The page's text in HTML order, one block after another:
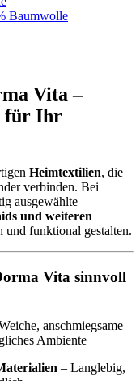
Baumwolle
Vita –
für Ihr
Heimtextilien, die
verbinden. Bei
ausgewählte
und weiteren
und funktional gestalten.
Vita sinnvoll
anschmiegsame
Ambiente
– Langlebig,